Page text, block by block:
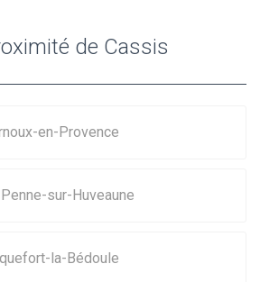
de Cassis
en-Provence
sur-Huveaune
la-Bédoule